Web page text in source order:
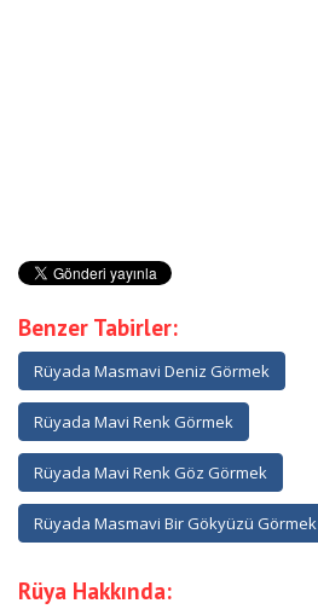
Benzer Tabirler:
Rüyada Masmavi Deniz Görmek
Rüyada Mavi Renk Görmek
Rüyada Mavi Renk Göz Görmek
Rüyada Masmavi Bir Gökyüzü Görmek
Rüya Hakkında: